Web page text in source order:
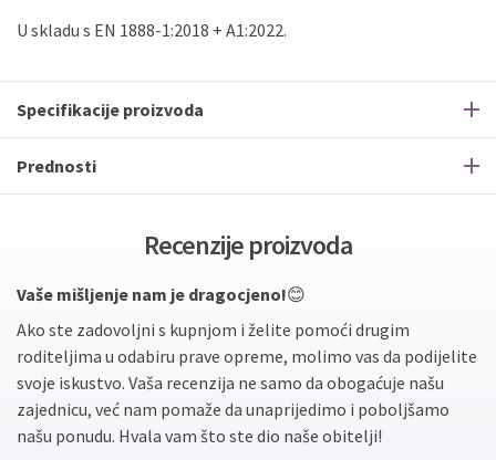
U skladu s EN 1888-1:2018 + A1:2022.
Specifikacije proizvoda
Prednosti
Recenzije proizvoda
Vaše mišljenje nam je dragocjeno!😊
Ako ste zadovoljni s kupnjom i želite pomoći drugim
roditeljima u odabiru prave opreme, molimo vas da podijelite
svoje iskustvo. Vaša recenzija ne samo da obogaćuje našu
zajednicu, već nam pomaže da unaprijedimo i poboljšamo
našu ponudu. Hvala vam što ste dio naše obitelji!